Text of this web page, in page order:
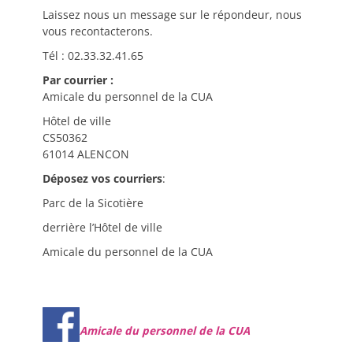
Laissez nous un message sur le répondeur, nous
vous recontacterons.
Tél : 02.33.32.41.65
Par courrier :
Amicale du personnel de la CUA
Hôtel de ville
CS50362
61014 ALENCON
Déposez vos courriers:
Parc de la Sicotière
derrière l’Hôtel de ville
Amicale du personnel de la CUA
Amicale du personnel de la CUA